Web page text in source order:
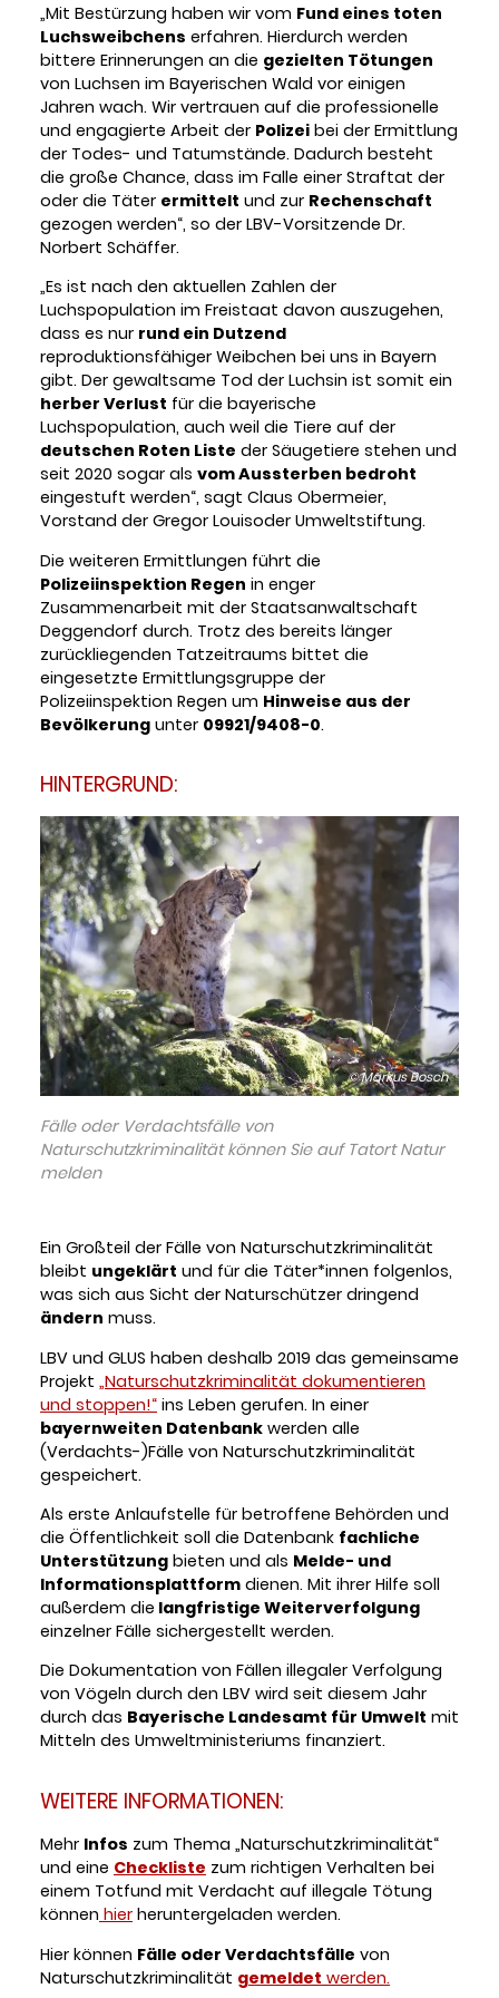
„Mit Bestürzung haben wir vom Fund eines toten
Luchsweibchens erfahren. Hierdurch werden
bittere Erinnerungen an die gezielten Tötungen
von Luchsen im Bayerischen Wald vor einigen
Jahren wach. Wir vertrauen auf die professionelle
und engagierte Arbeit der Polizei bei der Ermittlung
der Todes- und Tatumstände. Dadurch besteht
die große Chance, dass im Falle einer Straftat der
oder die Täter ermittelt und zur Rechenschaft
gezogen werden“, so der LBV-Vorsitzende Dr.
Norbert Schäffer.
„Es ist nach den aktuellen Zahlen der
Luchspopulation im Freistaat davon auszugehen,
dass es nur rund ein Dutzend
reproduktionsfähiger Weibchen bei uns in Bayern
gibt. Der gewaltsame Tod der Luchsin ist somit ein
herber Verlust für die bayerische
Luchspopulation, auch weil die Tiere auf der
deutschen Roten Liste der Säugetiere stehen und
seit 2020 sogar als vom Aussterben bedroht
eingestuft werden“, sagt Claus Obermeier,
Vorstand der Gregor Louisoder Umweltstiftung.
Die weiteren Ermittlungen führt die
Polizeiinspektion Regen in enger
Zusammenarbeit mit der Staatsanwaltschaft
Deggendorf durch. Trotz des bereits länger
zurückliegenden Tatzeitraums bittet die
eingesetzte Ermittlungsgruppe der
Polizeiinspektion Regen um Hinweise aus der
Bevölkerung unter 09921/9408-0.
HINTERGRUND:
© Markus Bosch
Fälle oder Verdachtsfälle von
Naturschutzkriminalität können Sie auf Tatort Natur
melden
Ein Großteil der Fälle von Naturschutzkriminalität
bleibt ungeklärt und für die Täter*innen folgenlos,
was sich aus Sicht der Naturschützer dringend
ändern muss.
LBV und GLUS haben deshalb 2019 das gemeinsame
Projekt „Naturschutzkriminalität dokumentieren
und stoppen!“ ins Leben gerufen. In einer
bayernweiten Datenbank werden alle
(Verdachts-)Fälle von Naturschutzkriminalität
gespeichert.
Als erste Anlaufstelle für betroffene Behörden und
die Öffentlichkeit soll die Datenbank fachliche
Unterstützung bieten und als Melde- und
Informationsplattform dienen. Mit ihrer Hilfe soll
außerdem die langfristige Weiterverfolgung
einzelner Fälle sichergestellt werden.
Die Dokumentation von Fällen illegaler Verfolgung
von Vögeln durch den LBV wird seit diesem Jahr
durch das Bayerische Landesamt für Umwelt mit
Mitteln des Umweltministeriums finanziert.
WEITERE INFORMATIONEN:
Mehr Infos zum Thema „Naturschutzkriminalität“
und eine Checkliste zum richtigen Verhalten bei
einem Totfund mit Verdacht auf illegale Tötung
können hier heruntergeladen werden.
Hier können Fälle oder Verdachtsfälle von
Naturschutzkriminalität gemeldet werden.